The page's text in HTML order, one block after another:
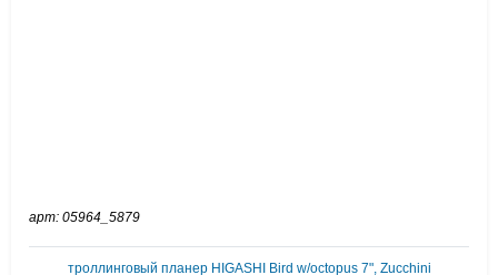
арт: 05964_5879
троллинговый планер HIGASHI Bird w/octopus 7", Zucchini